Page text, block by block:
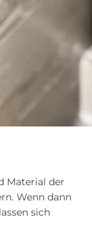
Material der
Wenn dann
sich